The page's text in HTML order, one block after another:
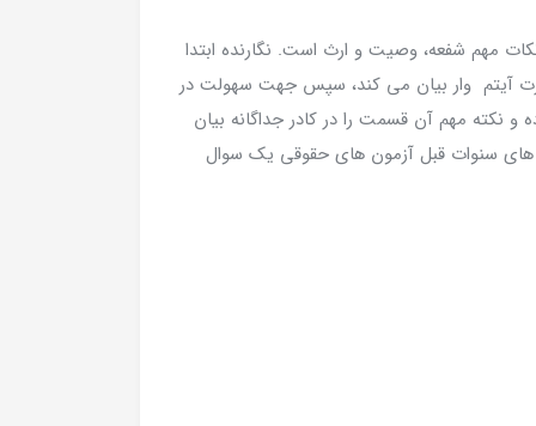
مطالب و نکات مهم شفعه، وصیت و ارث است. نگارنده ابتدا
آیتم وار بیان می کند، سپس جهت سهولت در
و نکته مهم آن قسمت را در کادر جداگانه بیان
های سنوات قبل آزمون های حقوقی یک سوال